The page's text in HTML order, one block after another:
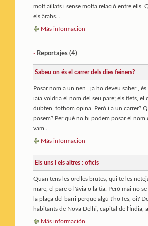
molt aïllats i sense molta relació entre ells.
els àrabs...
Más información
- Reportajes (4)
Sabeu on és el carrer dels dies feiners?
Posar nom a un nen , ja ho deveu saber , és
iaia voldria el nom del seu pare; els tiets, el
dubten, tothom opina. Però i a un carrer?
posem? Per què no hi podem posar el nom
vam...
Más información
Els uns i els altres : oficis
Quan tens les orelles brutes, qui te les
mare, el pare o l'àvia o la tia. Però mai no
la plaça del barri perquè algú t'ho fes, oi?
habitants de Nova Delhi, capital de l'Índia,
Más información